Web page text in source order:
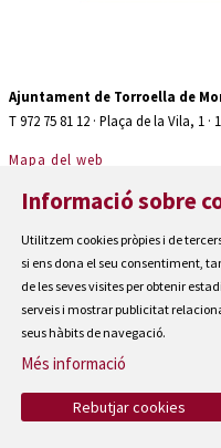
Ajuntament de Torroella de
T 972 75 81 12 · Plaça de la Vila, 1
Mapa del web
Avís Legal
Cookies
Contactar
Accessibilitat
Informació sobre
Utilitzem cookies pròpies i de
si ens dona el seu consentiment,
de les seves visites per obtenir
serveis i mostrar publicitat
seus hàbits de navegació.
Més informació
Rebutjar cookies